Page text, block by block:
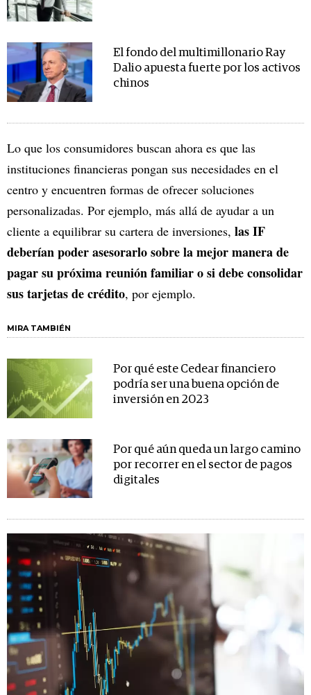
El fondo del multimillonario Ray
Dalio apuesta fuerte por los activos
chinos
Lo que los consumidores buscan ahora es que las
instituciones financieras pongan sus necesidades en el
centro y encuentren formas de ofrecer soluciones
personalizadas. Por ejemplo, más allá de ayudar a un
cliente a equilibrar su cartera de inversiones, las IF
deberían poder asesorarlo sobre la mejor manera de
pagar su próxima reunión familiar o si debe consolidar
sus tarjetas de crédito, por ejemplo.
MIRA TAMBIÉN
Por qué este Cedear financiero
podría ser una buena opción de
inversión en 2023
Por qué aún queda un largo camino
por recorrer en el sector de pagos
digitales